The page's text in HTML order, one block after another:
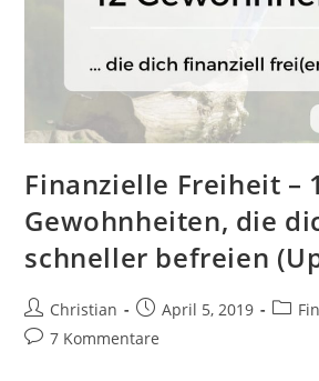
Finanzielle Freiheit –
Gewohnheiten, die
schneller befreien
Beitrags-
Autor:
Christian
Beitrag
veröffentlicht:
April 5, 2019
Beitrags-
7 Kommentare